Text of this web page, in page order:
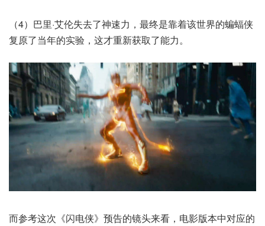
（4）巴里·艾伦失去了神速力，最终是靠着该世界的蝙蝠侠
复原了当年的实验，这才重新获取了能力。
而参考这次《闪电侠》预告的镜头来看，电影版本中对应的